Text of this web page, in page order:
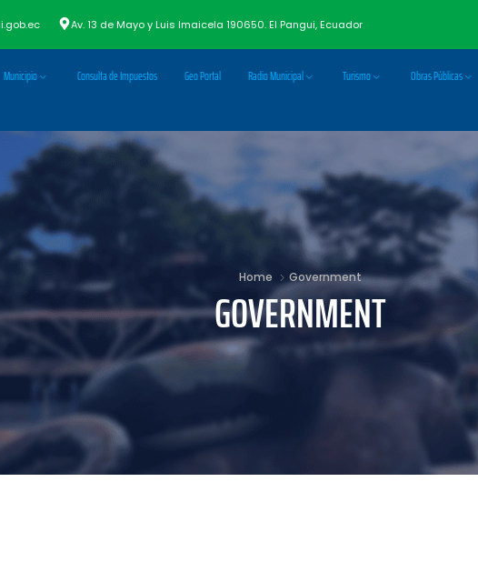
Av. 13 de Mayo y Luis Imaicela 190650. El Pangui, Ecuador
Municipio Consulta de Impuestos Geo Portal Radio Municipal Turismo Obras Públicas
Home Government
GOVERNMENT